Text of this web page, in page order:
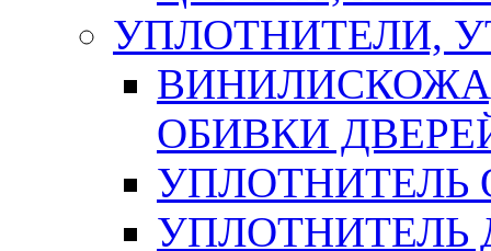
УПЛОТНИТЕЛИ,
ОБИВКИ
УПЛОТНИТЕЛЬ